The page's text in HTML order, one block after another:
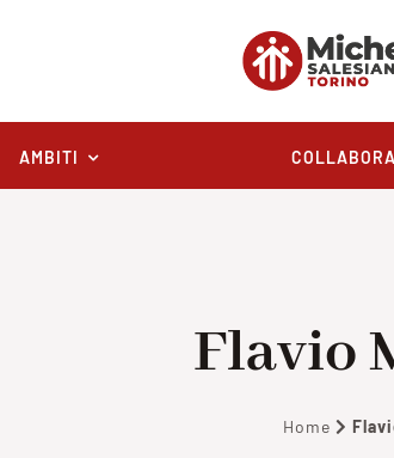
AMBITI
Flavio
Home